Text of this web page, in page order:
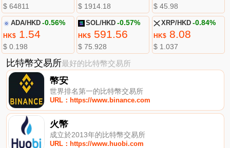
$ 64811 $ 1914.18 $ 45.98
ADA/HKD -0.56%
HK$1.54
$ 0.198
SOL/HKD -0.57%
HK$ 591.56
$ 75.928
XRP/HKD -0.84%
HK$8.08
$ 1.037
比特幣交易所最好的比特幣交易所
幣安
世界排名第一的比特幣交易所
URL：https://www.binance.com
火幣
成立於2013年的比特幣交易所
URL：https://www.huobi.com